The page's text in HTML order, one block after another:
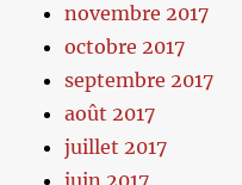
novembre 2017
octobre 2017
septembre 2017
août 2017
juillet 2017
juin 2017